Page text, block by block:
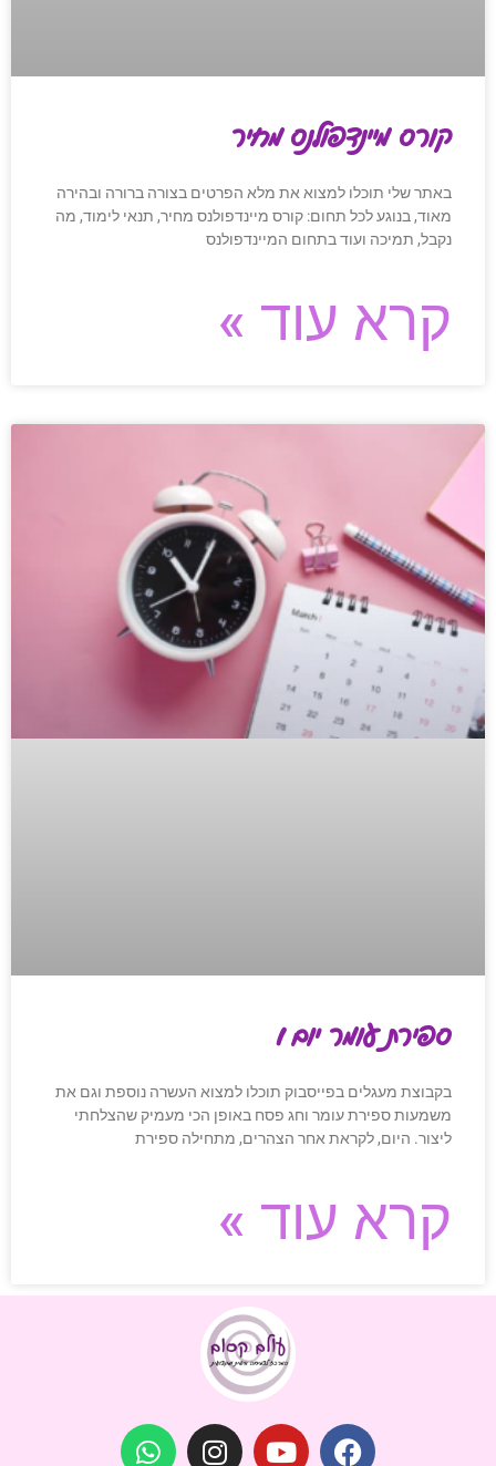
קורס מיינדפולנס מחיר
באתר שלי תוכלו למצוא את מלא הפרטים בצורה ברורה ובהירה
מאוד, בנוגע לכל תחום: קורס מיינדפולנס מחיר, תנאי לימוד, מה
נקבל, תמיכה ועוד בתחום המיינדפולנס
קרא עוד »
ספירת עומר יום 1
בקבוצת מעגלים בפייסבוק תוכלו למצוא העשרה נוספת וגם את
משמעות ספירת עומר וחג פסח באופן הכי מעמיק שהצלחתי
ליצור. היום, לקראת אחר הצהרים, מתחילה ספירת
קרא עוד »